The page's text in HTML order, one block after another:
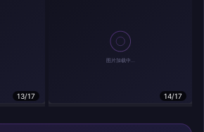
13/17 14/17